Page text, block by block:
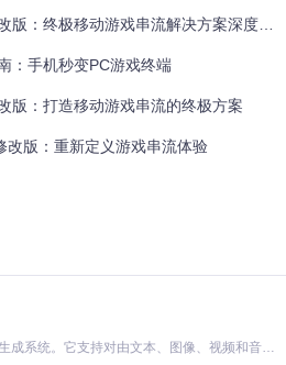
。关闭5.1环绕声设置有时能解决兼容性
为丰富，提供了更多专业选项。同时，
量充足，避免低电量导致的性能降频；
：终极移动游戏串流解决方案深度评测
：手机秒变PC游戏终端
版：打造移动游戏串流的终极方案
改版：重新定义游戏串流体验
MiniMax H3 是一个通用的全模态生成系统。它支持对由文本、图像、视频和音频组成的多模态上下文进行统一理解，并能生成分辨率高达 2K、时长可达 15 秒的带原生立体声音频的视频。得益于面向任务泛化的系统设计，H3 在预训练阶段就已具备广泛的多模态上下文理解与生成能力，能够出色地执行复杂的多模态指令。